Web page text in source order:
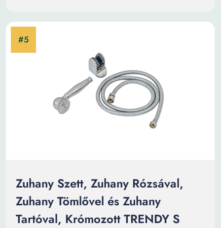
Zuhany Szett, Zuhany Rózsával,
Zuhany Tömlővel és Zuhany
Tartóval, Krómozott TRENDY S